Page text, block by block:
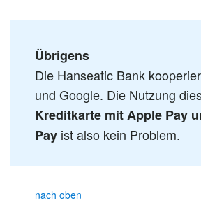
Übrigens
Die Hanseatic Bank
und Google. Die Nutzung
Kreditkarte mit Apple Pay
Pay ist also kein Problem.
nach oben